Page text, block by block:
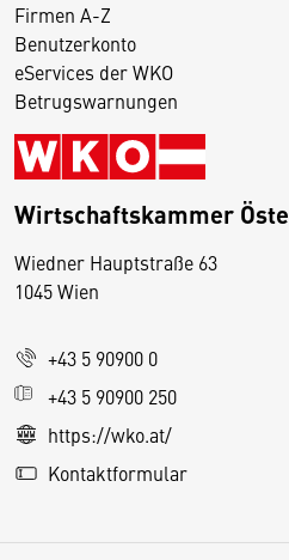
Firmen A-Z
Benutzerkonto
eServices der WKO
Betrugswarnungen
Wirtschaftskammer
Wiedner Hauptstraße 63
1045 Wien
+43 5 90900 0
+43 5 90900 250
https://wko.at/
Kontaktformular
D
s
e
S
e